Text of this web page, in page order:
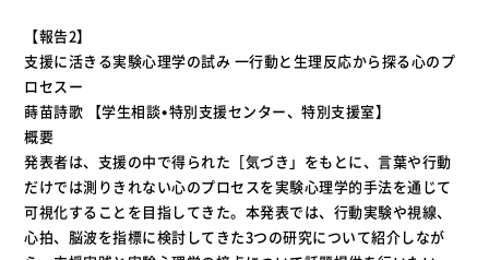
【報告2】
支援に活きる実験心理学の試み 一行動と生理反応から探る心のプ
ロセスー
蒔苗詩歌 【学生相談•特別支援センター、特別支援室】
概要
発表者は、支援の中で得られた［気づき」をもとに、言葉や行動
だけでは測りきれない心のプロセスを実験心理学的手法を通じて
可視化することを目指してきた。本発表では、行動実験や視線、
心拍、脳波を指標に検討してきた3つの研究について紹介しなが